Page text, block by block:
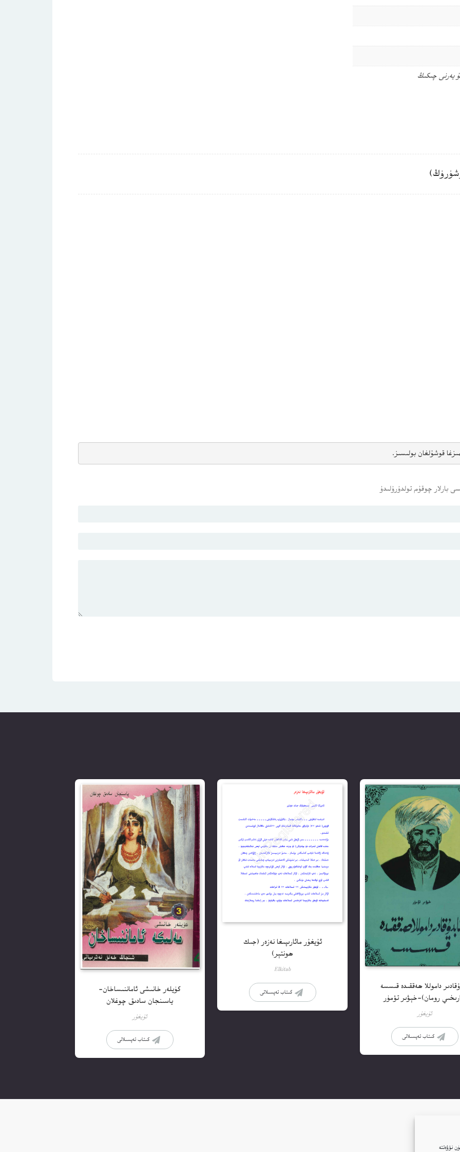
نۆۋەتتە
يەرنى چىكىڭ
قوشۇلغان بولىسىز.
بارلار چوقۇم تولدۇرۇلىدۇ
داموللا ھەققىدە قىسسە
رومان)-خېۋىر تۆمۈر
ئۇيغۇر
كىتاب تەپسىلاتى
ئۇيغۇر مائارىپىغا نەزەر (جىك
ھونتېر)
Elkitab
كىتاب تەپسىلاتى
كۈيلەر خانىشى ئاماننىساخان-
ياسىنجان سادىق چوغلان
ئۇيغۇر
كىتاب تەپسىلاتى